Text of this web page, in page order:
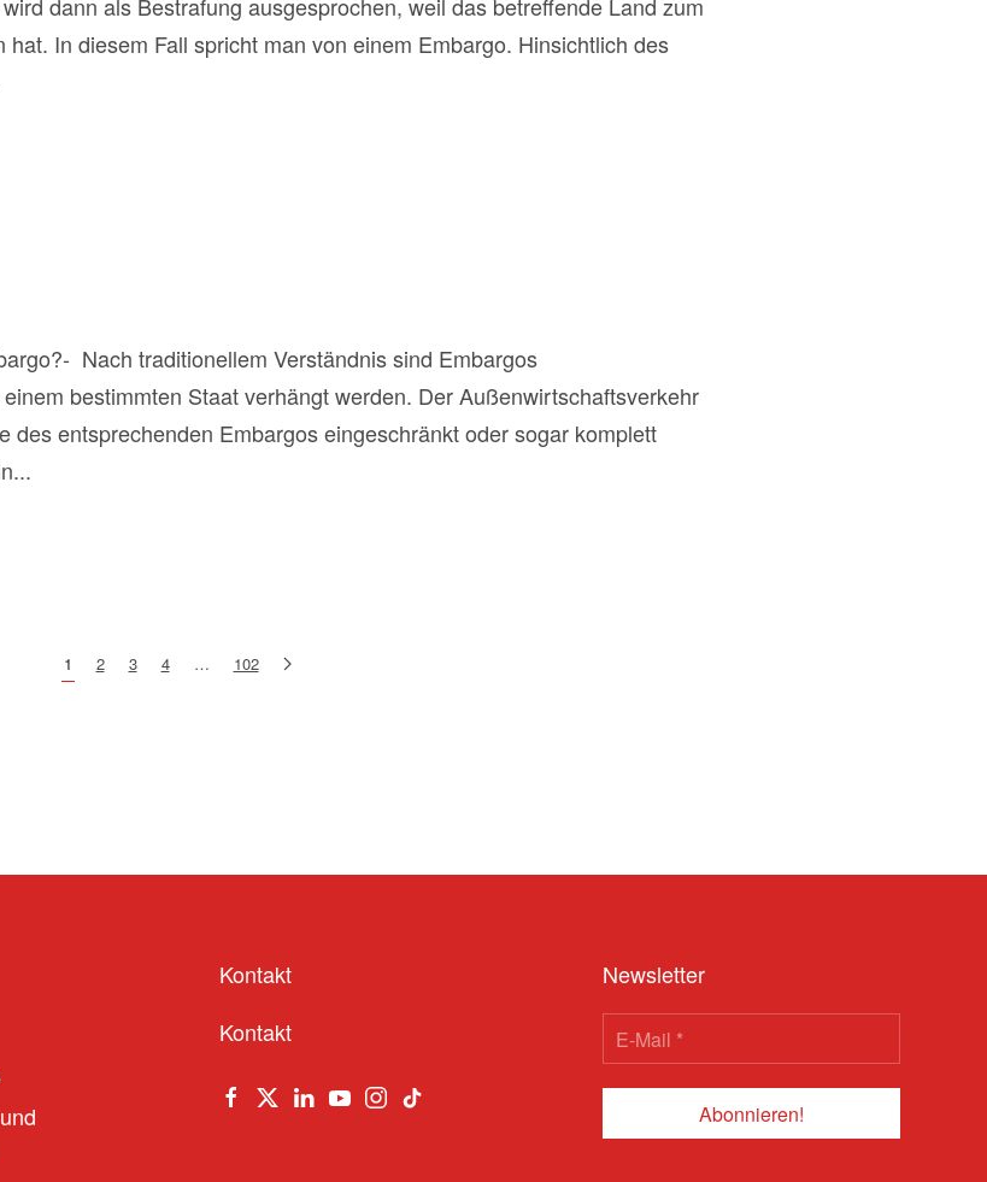
In diesem Fall spricht man von einem Embargo. Hinsichtlich des
Nach traditionellem Verständnis sind Embargos
bestimmten Staat verhängt werden. Der Außenwirtschaftsverkehr
des entsprechenden Embargos eingeschränkt oder sogar komplett
1 2 3 4 … 102
Kontakt
Kontakt
Newsletter